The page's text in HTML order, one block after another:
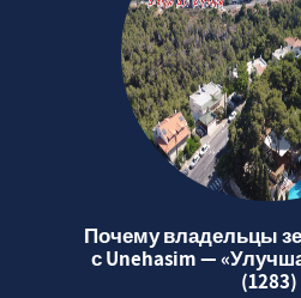
Почему владельцы
с Unehasim —
(1283)